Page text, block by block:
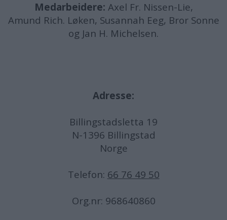
Medarbeidere: Axel Fr. Nissen-Lie,
Amund Rich. Løken, Susannah Eeg, Bror Sonne
og Jan H. Michelsen.
Adresse:
Billingstadsletta 19
N-1396 Billingstad
Norge
Telefon: 66 76 49 50
Org.nr: 968640860